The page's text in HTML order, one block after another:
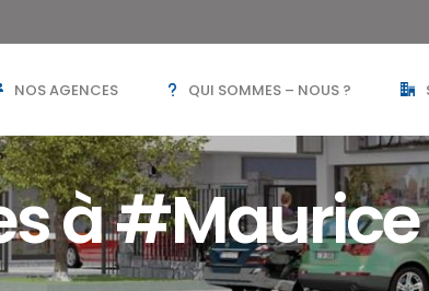
NOS AGENCES QUI SOMMES – NOUS ?
à #Maurice